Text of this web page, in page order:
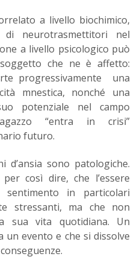
a livello biochimico,
di neurotrasmettitori nel
a livello psicologico può
che ne è affetto:
progressivamente una
mnestica, nonché una
potenziale nel campo
“entra in crisi”
futuro.
sono patologiche.
per così dire, che l’essere
sentimento in particolari
stressanti, ma che non
sua vita quotidiana. Un
un evento e che si dissolve